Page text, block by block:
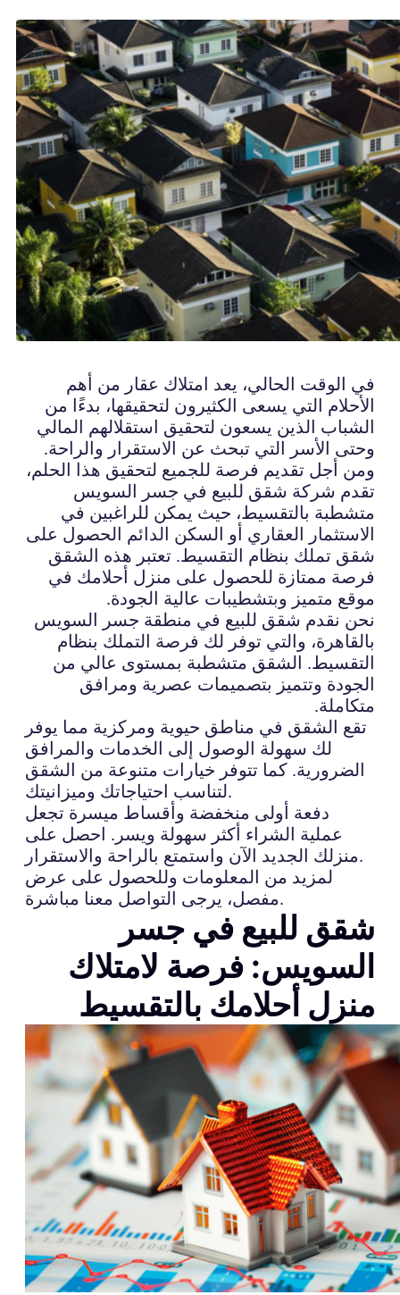
في الوقت الحالي، يعد امتلاك عقار من أهم
الأحلام التي يسعى الكثيرون لتحقيقها، بدءًا من
الشباب الذين يسعون لتحقيق استقلالهم المالي
وحتى الأسر التي تبحث عن الاستقرار والراحة.
ومن أجل تقديم فرصة للجميع لتحقيق هذا الحلم،
تقدم شركة شقق للبيع في جسر السويس
متشطبة بالتقسيط، حيث يمكن للراغبين في
الاستثمار العقاري أو السكن الدائم الحصول على
شقق تملك بنظام التقسيط. تعتبر هذه الشقق
فرصة ممتازة للحصول على منزل أحلامك في
موقع متميز وبتشطيبات عالية الجودة.
نحن نقدم شقق للبيع في منطقة جسر السويس
بالقاهرة، والتي توفر لك فرصة التملك بنظام
التقسيط. الشقق متشطبة بمستوى عالي من
الجودة وتتميز بتصميمات عصرية ومرافق
متكاملة.
تقع الشقق في مناطق حيوية ومركزية مما يوفر
لك سهولة الوصول إلى الخدمات والمرافق
الضرورية. كما تتوفر خيارات متنوعة من الشقق
لتناسب احتياجاتك وميزانيتك.
دفعة أولى منخفضة وأقساط ميسرة تجعل
عملية الشراء أكثر سهولة ويسر. احصل على
منزلك الجديد الآن واستمتع بالراحة والاستقرار.
لمزيد من المعلومات وللحصول على عرض
مفصل، يرجى التواصل معنا مباشرة.
شقق للبيع في جسر
السويس: فرصة لامتلاك
منزل أحلامك بالتقسيط